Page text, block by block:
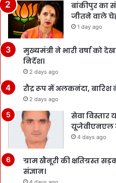
बांकीपुर का
जीतने वाले
1 day ago
मुख्यमंत्री ने भारी वर्षा को
निर्देश।
2 days ago
रौद्र रूप में अलकनंदा, बारिश
2 days ago
सेवा विस्तार
यूजेवीएनएल
4 days ago
ग्राम खैनूरी की क्षतिग्रस्त
संज्ञान।